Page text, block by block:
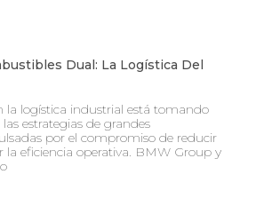
Dual: La Logística Del
la logística industrial está tomando
estrategias de grandes
por el compromiso de reducir
la eficiencia operativa. BMW Group y